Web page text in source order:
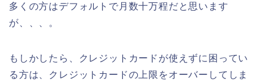
多くの方はデフォルトで月数十万程だと思います
が、、、。
もしかしたら、クレジットカードが使えずに困ってい
る方は、クレジットカードの上限をオーバーしてしま